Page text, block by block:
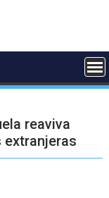
reaviva
extranjeras